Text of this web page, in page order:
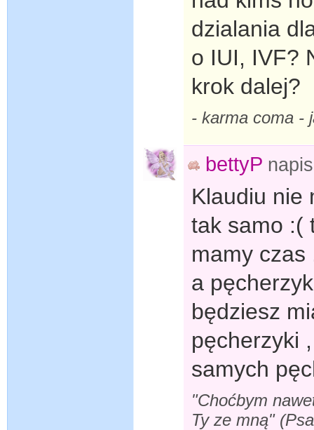
dzialania
o IUI, IVF?
krok dalej?
- karma coma -
bettyP
Klaudiu nie
tak samo :(
mamy czas
a
będziesz
pęcherzyki
samych
"Choćbym
Ty ze mną"